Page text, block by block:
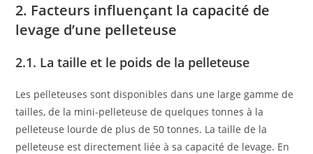
2. Facteurs influençant la capacité de
levage d’une pelleteuse
2.1. La taille et le poids de la pelleteuse
Les pelleteuses sont disponibles dans une large gamme de
tailles, de la mini-pelleteuse de quelques tonnes à la
pelleteuse lourde de plus de 50 tonnes. La taille de la
pelleteuse est directement liée à sa capacité de levage. En